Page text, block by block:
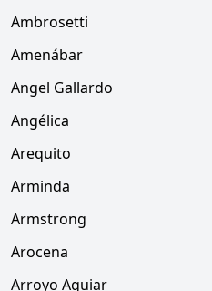
Ambrosetti
Amenábar
Angel Gallardo
Angélica
Arequito
Arminda
Armstrong
Arocena
Arroyo Aguiar